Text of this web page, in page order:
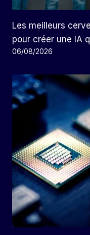
Les meilleurs
pour créer une IA
06/08/2026